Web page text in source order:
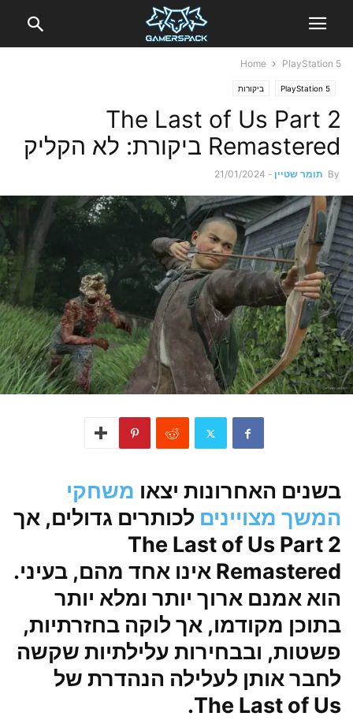
Home PlayStation 5
PlayStation 5 ביקורות
The Last of Us Part 2
Remastered ביקורת: לא הקליק
By תומר שטיין -
21/01/2024
בשנים האחרונות יצאו משחקי
המשך מצויינים לכותרים גדולים, אך
The Last of Us Part 2
Remastered אינו אחד מהם, בעיני.
הוא אמנם ארוך יותר ומלא יותר
בתוכן מקודמו, אך לוקה בחזרתיות,
פשטות, ובבחירות עלילתיות שקשה
לחבר אותן לעלילה הנהדרת של
The Last of Us.